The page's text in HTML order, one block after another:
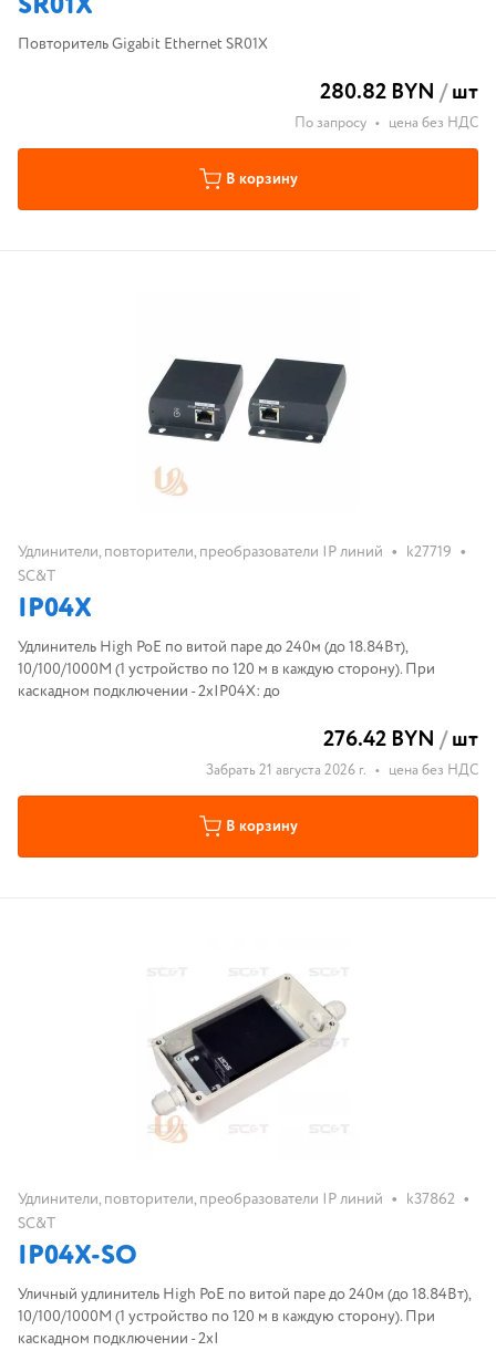
Повторитель Gigabit Ethernet SR01X
280.82 BYN /шт
По запросу • цена без НДС
В корзину
Удлинители, повторители, преобразователи IP линий • k27719 •
SC&T
IP04X
Удлинитель High PoE по витой паре до 240м (до 18.84Вт),
10/100/1000M (1 устройство по 120 м в каждую сторону). При
каскадном подключении - 2хIP04X: до
276.42 BYN /шт
Забрать 21 августа 2026 г. • цена без НДС
В корзину
Удлинители, повторители, преобразователи IP линий • k37862 •
SC&T
IP04X-SO
Уличный удлинитель High PoE по витой паре до 240м (до 18.84Вт),
10/100/1000M (1 устройство по 120 м в каждую сторону). При
каскадном подключении - 2хI